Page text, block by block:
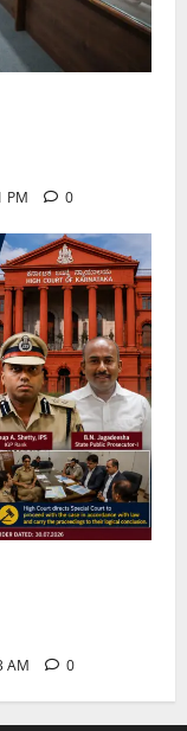
PM 0
AM 0